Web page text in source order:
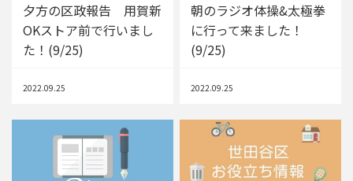
夕方の区政報告 用賀新
OKストア前で行いまし
た！(9/25)
2022.09.25
朝のラジオ体操&太極拳
に行って来ました！
(9/25)
2022.09.25